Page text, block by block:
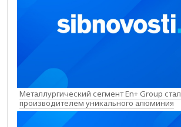
Металлургический сегмент En+ Group стал
производителем уникального алюминия